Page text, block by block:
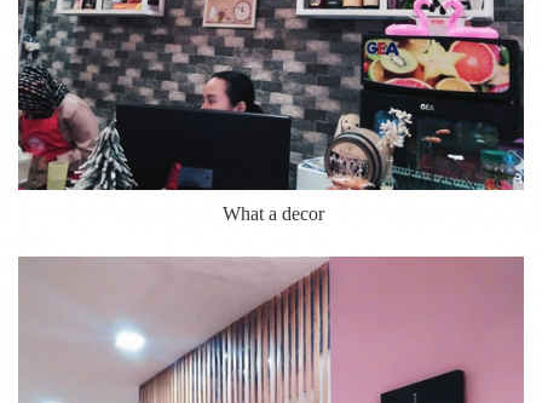
What a decor